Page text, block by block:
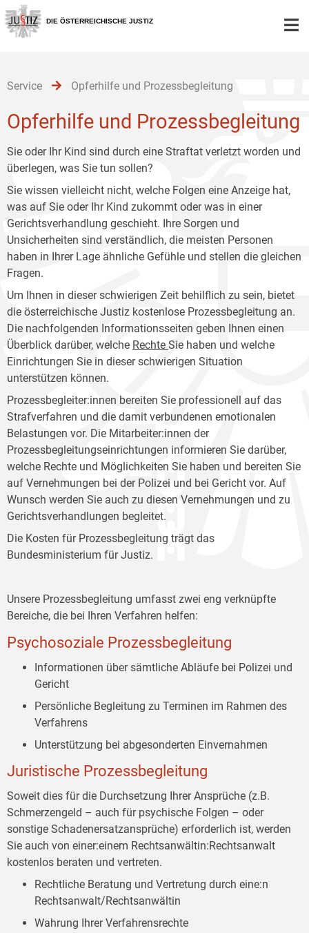
Zur
Hauptnavigation
[1]
Zum
Inhalt
[2]
Zum
Untermenü
[3]
DIE ÖSTERREICHISCHE JUSTIZ
Service Opferhilfe und Prozessbegleitung
Opferhilfe und Prozessbegleitung
Sie oder Ihr Kind sind durch eine Straftat verletzt worden und
überlegen, was Sie tun sollen?
Sie wissen vielleicht nicht, welche Folgen eine Anzeige hat,
was auf Sie oder Ihr Kind zukommt oder was in einer
Gerichtsverhandlung geschieht. Ihre Sorgen und
Unsicherheiten sind verständlich, die meisten Personen
haben in Ihrer Lage ähnliche Gefühle und stellen die gleichen
Fragen.
Um Ihnen in dieser schwierigen Zeit behilflich zu sein, bietet
die österreichische Justiz kostenlose Prozessbegleitung an.
Die nachfolgenden Informationsseiten geben Ihnen einen
Überblick darüber, welche Rechte Sie haben und welche
Einrichtungen Sie in dieser schwierigen Situation
unterstützen können.
Prozessbegleiter:innen bereiten Sie professionell auf das
Strafverfahren und die damit verbundenen emotionalen
Belastungen vor. Die Mitarbeiter:innen der
Prozessbegleitungseinrichtungen informieren Sie darüber,
welche Rechte und Möglichkeiten Sie haben und bereiten Sie
auf Vernehmungen bei der Polizei und bei Gericht vor. Auf
Wunsch werden Sie auch zu diesen Vernehmungen und zu
Gerichtsverhandlungen begleitet.
Die Kosten für Prozessbegleitung trägt das
Bundesministerium für Justiz.
Unsere Prozessbegleitung umfasst zwei eng verknüpfte
Bereiche, die bei Ihren Verfahren helfen:
Psychosoziale Prozessbegleitung
Informationen über sämtliche Abläufe bei Polizei und
Gericht
Persönliche Begleitung zu Terminen im Rahmen des
Verfahrens
Unterstützung bei abgesonderten Einvernahmen
Juristische Prozessbegleitung
Soweit dies für die Durchsetzung Ihrer Ansprüche (z.B.
Schmerzengeld – auch für psychische Folgen – oder
sonstige Schadenersatzansprüche) erforderlich ist, werden
Sie auch von einer:einem Rechtsanwältin:Rechtsanwalt
kostenlos beraten und vertreten.
Rechtliche Beratung und Vertretung durch eine:n
Rechtsanwalt/Rechtsanwältin
Wahrung Ihrer Verfahrensrechte